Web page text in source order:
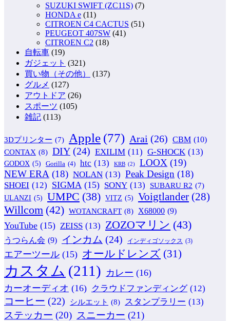
SUZUKI SWIFT (ZC11S) (7)
HONDA e (11)
CITROEN C4 CACTUS (51)
PEUGEOT 407SW (41)
CITROEN C2 (18)
自転車 (19)
ガジェット (321)
買い物（その他）
(137)
グルメ (127)
アウトドア (26)
スポーツ (105)
雑記 (113)
3Dプリンター (7) Apple (77) Arai (26) CBM (10)
CONTAX (8) DIY (24) EXILIM (11) G-SHOCK (13)
GODOX (5) Gorilla (4) htc (13) KRB (2) LOOX (19)
NEW ERA (18) NOLAN (13) Peak Design (18)
SHOEI (12) SIGMA (15) SONY (13) SUBARU R2 (7)
ULANZI (5) UMPC (38) VITZ (5) Voigtlander (28)
Willcom (42) WOTANCRAFT (8) X68000 (9)
YouTube (15) ZEISS (13) ZOZOマリン (43)
うつらん会 (9) インカム (24) インディゴソックス (3)
エアーツール (15) オールドレンズ (31)
カスタム (211) カレー (16)
カーオーディオ (16) クラウドファンディング (12)
コーヒー (22) シルエット (8) スタンプラリー (13)
ステッカー (20) スニーカー (21)